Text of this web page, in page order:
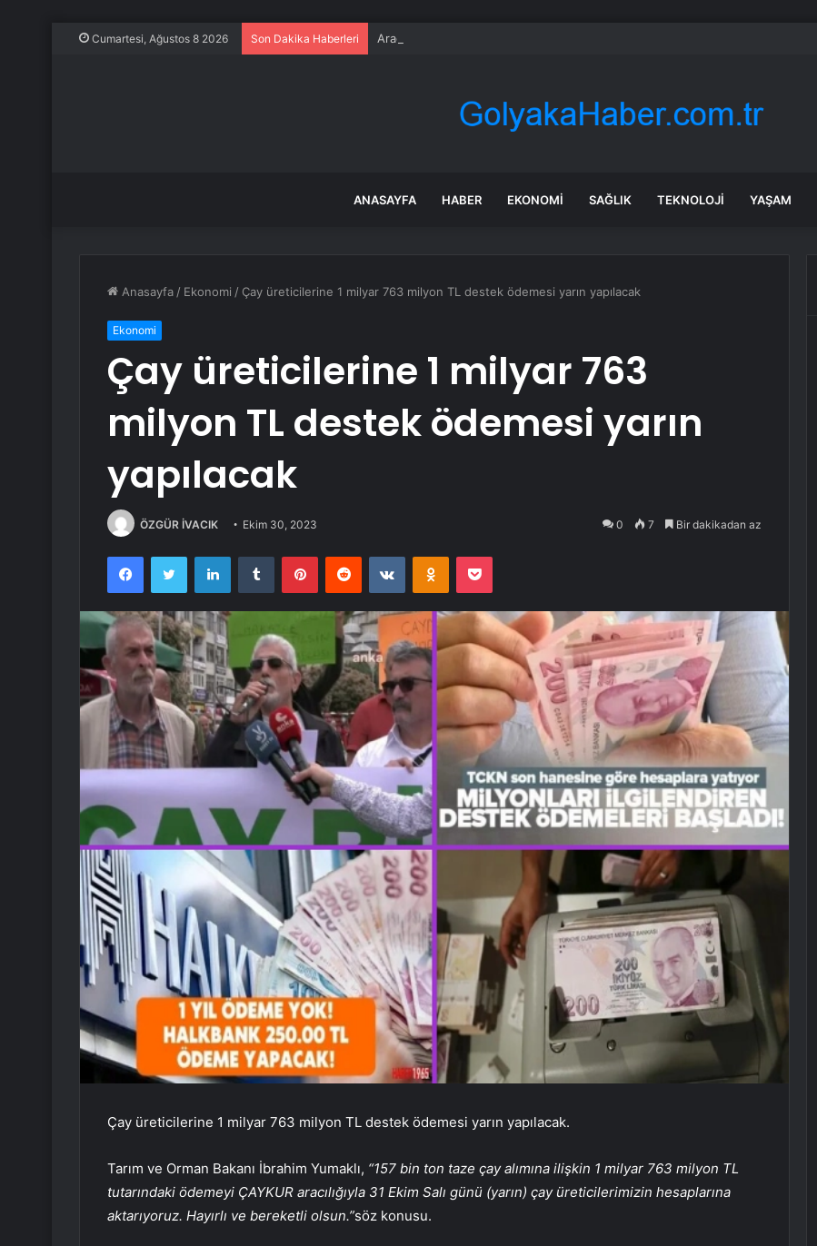
Cumartesi, Ağustos 8 2026 Son Dakika Haberleri Araç alımında ÖTV düzenlemesi: Vatandaşlar bayilere akın etti
ANASAYFA HABER EKONOMI SAĞLIK TEKNOLOJI YAŞAM
Anasayfa / Ekonomi / Çay üreticilerine 1 milyar 763 milyon TL destek ödemesi yarın yapılacak
Ekonomi
Çay üreticilerine 1 milyar 763
milyon TL destek ödemesi yarın
yapılacak
ÖZGÜR İVACIK Ekim 30, 2023 0 7 Bir dakikadan az
FacebookTwitter LinkedInTumblr PinterestReddit VKontakteOdnoklassniki
Pocket
Çay üreticilerine 1 milyar 763 milyon TL destek ödemesi yarın yapılacak.
Tarım ve Orman Bakanı İbrahim Yumaklı, “157 bin ton taze çay alımına ilişkin 1 milyar 763 milyon TL
tutarındaki ödemeyi ÇAYKUR aracılığıyla 31 Ekim Salı günü (yarın) çay üreticilerimizin hesaplarına
aktarıyoruz. Hayırlı ve bereketli olsun.”söz konusu.